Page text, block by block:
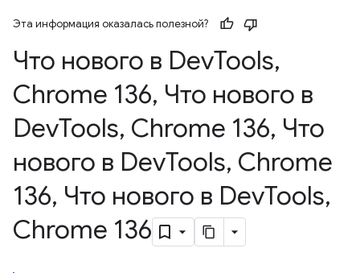
Эта информация оказалась полезной?
Что нового в DevTools,
Chrome 136, Что нового в
DevTools, Chrome 136, Что
нового в DevTools, Chrome
136, Что нового в DevTools,
Chrome 136